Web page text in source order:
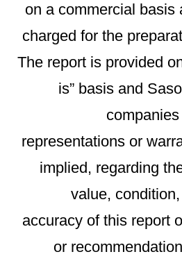
on a commercial basis
charged for the
The report is provided
is” basis and
representations or
implied, regarding
value,
accuracy of this report
or